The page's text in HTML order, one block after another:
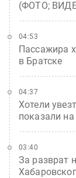
(ФОТО;
Пассажира
в Братске
04:53
Хотели
показали
04:37
За разврат
03:40